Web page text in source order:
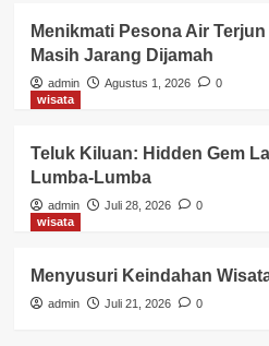
Menikmati Pesona Air
Masih Jarang Dijamah
admin Agustus 1, 2026
0
wisata
Teluk Kiluan: Hidden Gem
Lumba-Lumba
admin Juli 28, 2026
0
wisata
Menyusuri Keindahan
admin Juli 21, 2026 0